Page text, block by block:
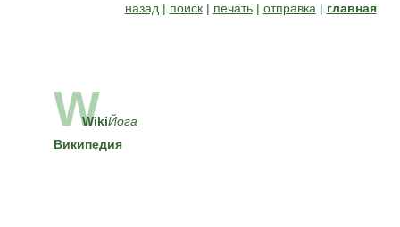
назад | поиск| печать| отправка | главная
W
WikiЙога
Википедия